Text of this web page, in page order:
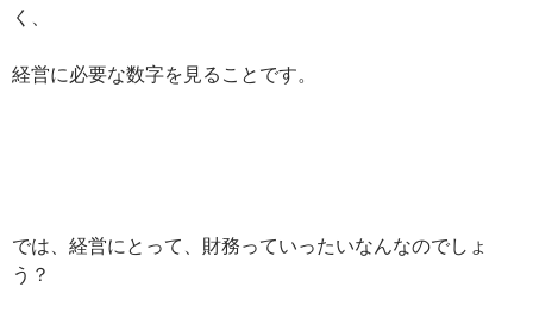
く、
経営に必要な数字を見ることです。
では、経営にとって、財務っていったいなんなのでしょ
う？